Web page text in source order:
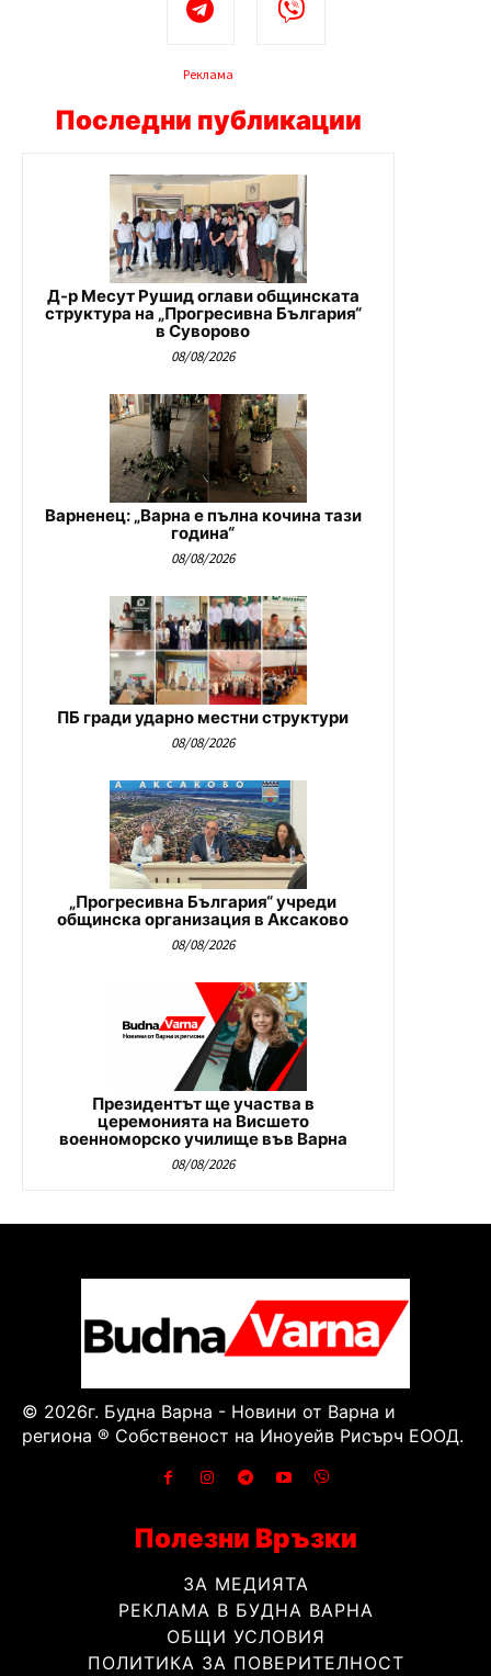
Реклама
Последни публикации
Д-р Месут Рушид оглави общинската
структура на „Прогресивна България“
в Суворово
08/08/2026
Варненец: „Варна е пълна кочина тази
година“
08/08/2026
ПБ гради ударно местни структури
08/08/2026
„Прогресивна България“ учреди
общинска организация в Аксаково
08/08/2026
Президентът ще участва в
церемонията на Висшето
военноморско училище във Варна
08/08/2026
© 2026г. Будна Варна - Новини от Варна и
региона ® Собственост на Иноуейв Рисърч ЕООД.
Полезни Връзки
ЗА МЕДИЯТА
РЕКЛАМА В БУДНА ВАРНА
ОБЩИ УСЛОВИЯ
ПОЛИТИКА ЗА ПОВЕРИТЕЛНОСТ